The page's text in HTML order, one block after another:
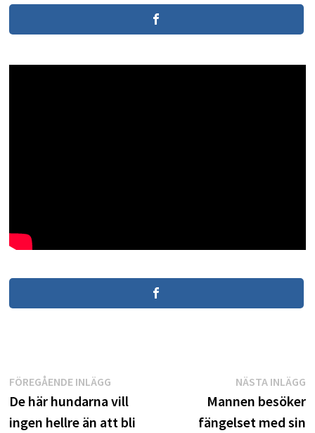
Inläggsnavigering
FÖREGÅENDE INLÄGGFöregående
inlägg:
De här hundarna vill
ingen hellre än att bli
NÄSTA INLÄGG
Mannen besöker
fängelset med sin